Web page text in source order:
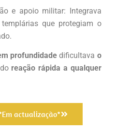
e apoio militar: Integrava
que protegiam o
profundidade dificultava o
reação rápida a qualquer
actualização*